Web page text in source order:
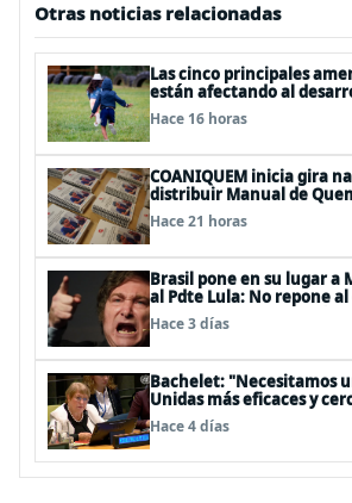
Otras noticias relacionadas
Las cinco principales
están afectando al
en Chile
Hace 16 horas
COANIQUEM inicia gira
distribuir Manual de
profesionales de la salud
Hace 21 horas
Brasil pone en su lugar a
al Pdte Lula: No repone
BBSS y rebaja la relación
Hace 3 días
Bachelet: "Necesitamos
Unidas más eficaces y
personas"
Hace 4 días